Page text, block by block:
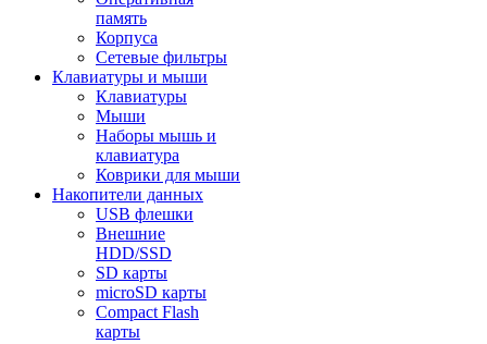
память
Корпуса
Сетевые фильтры
Клавиатуры и мыши
Клавиатуры
Мыши
Наборы мышь и
клавиатура
Коврики для мыши
Накопители данных
USB флешки
Внешние
HDD/SSD
SD карты
microSD карты
Compact Flash
карты